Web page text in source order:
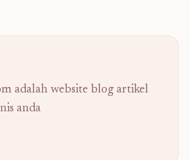
adalah website blog artikel
anda